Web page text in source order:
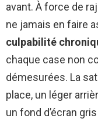
avant. À force de
ne jamais en faire
culpabilité
chaque case non
démesurées. La
place, un léger
un fond d’écran